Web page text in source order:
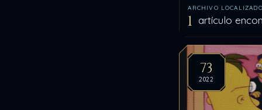
ARCHIVO LOCALIZADO
1 artículo
73
2022